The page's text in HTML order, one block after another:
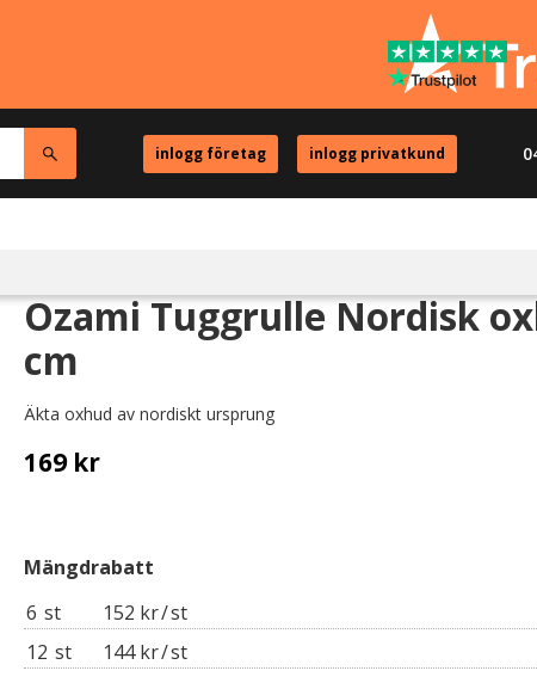
inlogg företag inlogg privatkund
Ozami Tuggrulle Nordisk
cm
Äkta oxhud av nordiskt ursprung
169kr
6 st 152 kr/st
12 st 144 kr/st